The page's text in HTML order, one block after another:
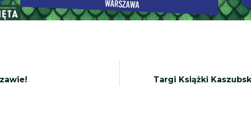
Targi Książki